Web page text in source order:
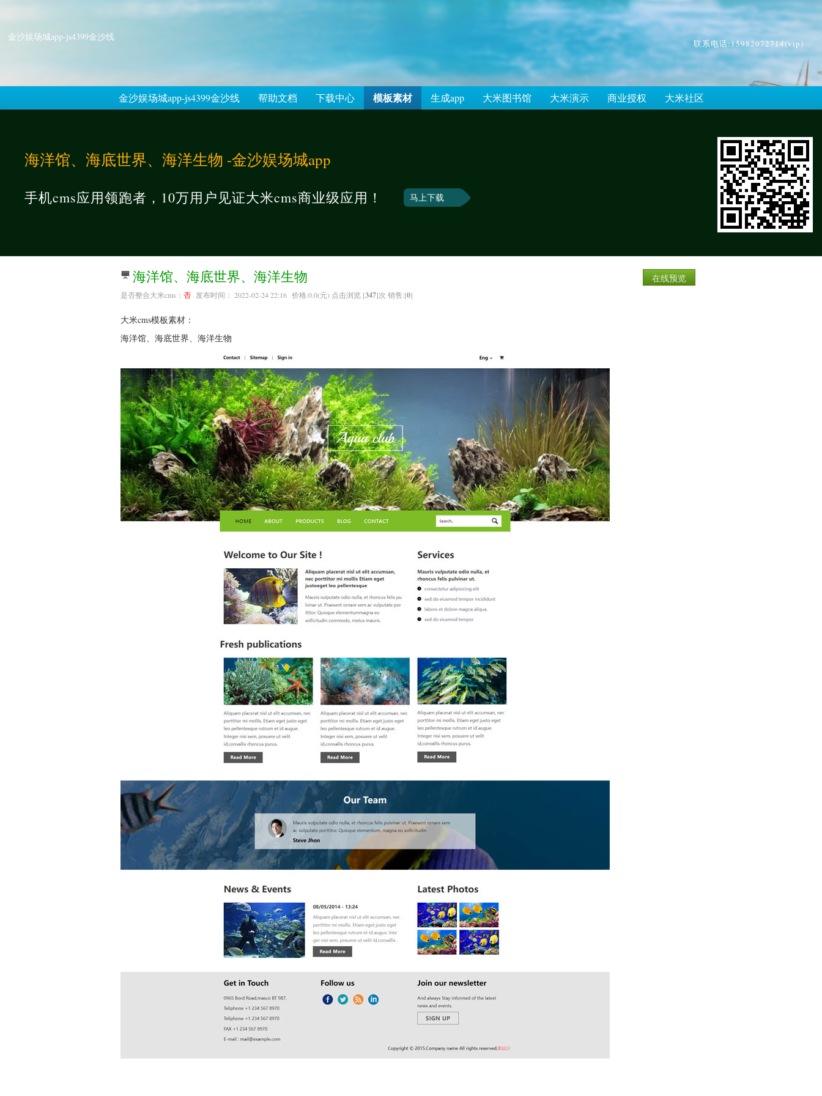
金沙娱场城app-js4399金沙线
联系电话:15982072714(vip)
金沙娱场城app-js4399金沙线 帮助文档 下载中心 模板素材 生成app 大米图书馆 大米演示 商业授权 大米社区
海洋馆、海底世界、海洋生物 -金沙娱场城app
手机cms应用领跑者，10万用户见证大米cms商业级应用！ 马上下载
海洋馆、海底世界、海洋生物
是否整合大米cms： 否 发布时间： 2022-02-24 22:16 价格:0.0(元) 点击浏览 [347]次 销售:[0]
大米cms模板素材：
海洋馆、海底世界、海洋生物